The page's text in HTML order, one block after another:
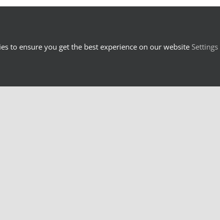
LexTech Institute !
to ensure you get the best experience on our website Settings